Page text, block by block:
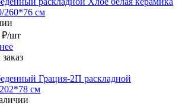
260*76 см
₽/шт
Грация-2П раскладной
см